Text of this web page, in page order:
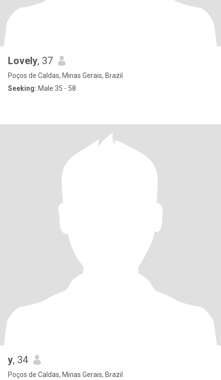
Lovely, 37
Poços de Caldas, Minas Gerais, Brazil
Seeking: Male 35 - 58
y, 34
Poços de Caldas, Minas Gerais, Brazil